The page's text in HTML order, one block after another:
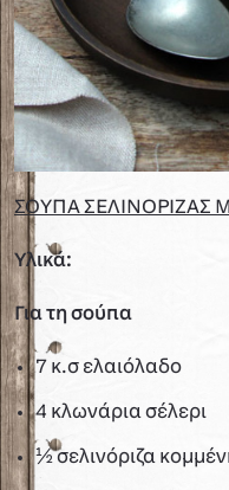
ΣΟΥΠΑ ΣΕΛΙΝΟΡΙΖΑΣ
Υλικά:
Για τη σούπα
7 κ.σ ελαιόλαδο
4 κλωνάρια σέλερι
½ σελινόριζα